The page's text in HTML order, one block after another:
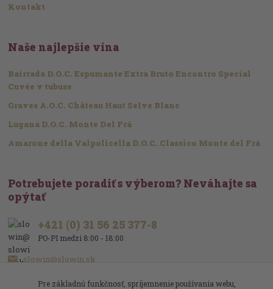
Kontakt
Naše najlepšie vína
Bairrada D.O.C. Espumante Extra Bruto Encontro Special
Cuvée v tubuse
Graves A.O.C. Château Haut Selve Blanc
Lugana D.O.C. Monte Del Frá
Amarone della Valpolicella D.O.C. Classico Monte del Frá
Potrebujete poradiť s výberom? Neváhajte sa
opýtať
+421 (0) 31 56 25 377-8
PO-PI medzi 8:00 - 18:00
slowin@slowin.sk
Pre základnú funkčnosť, spríjemnenie používania webu,